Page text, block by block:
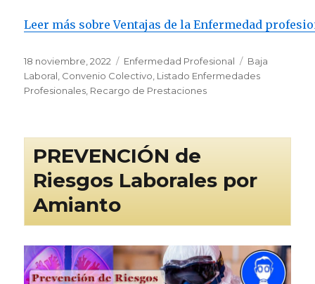
Leer más sobre Ventajas de la Enfermedad
Publicado
el
18 noviembre, 2022 Categorías
Enfermedad Profesional Etiquetas
Baja
Laboral Convenio Colectivo Listado Enfermedades
Profesionales Recargo de Prestaciones
PREVENCIÓN de
Riesgos Laborales por
Amianto